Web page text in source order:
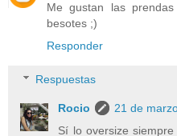
Me gustan las
besotes ;)
Responder
Respuestas
Rocio
21 de
Sí lo oversize